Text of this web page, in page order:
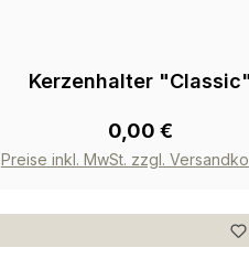
Kerzenhalter "Classic"
0,00 €
Preise inkl. MwSt. zzgl.